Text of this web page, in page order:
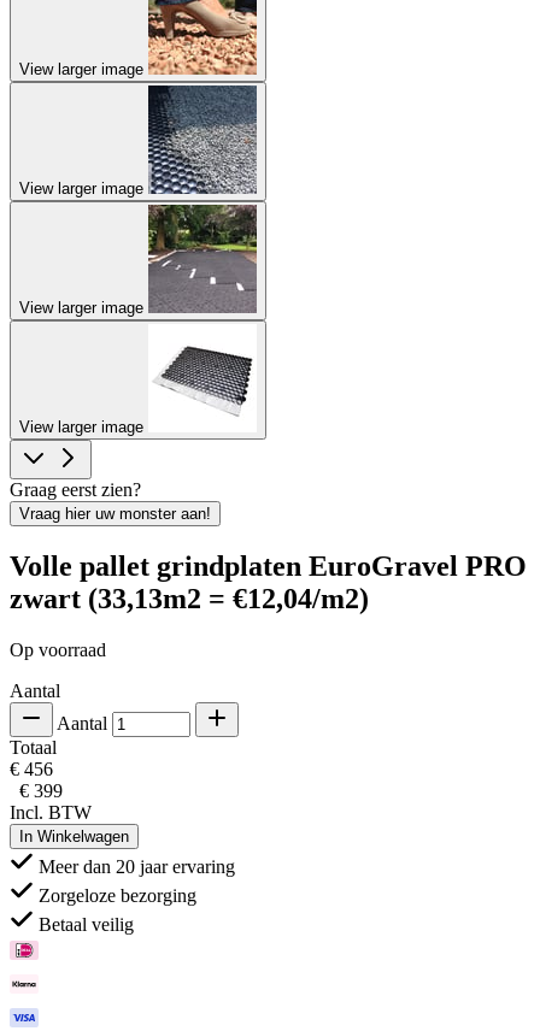
View larger image
View larger image
View larger image
View larger image
Graag eerst zien?
Vraag hier uw monster aan!
Volle pallet grindplaten EuroGravel PRO
zwart (33,13m2 = €12,04/m2)
Op voorraad
Aantal
Aantal
Totaal
€ 456
€ 399
Incl. BTW
In Winkelwagen
Meer dan 20 jaar ervaring
Zorgeloze bezorging
Betaal veilig